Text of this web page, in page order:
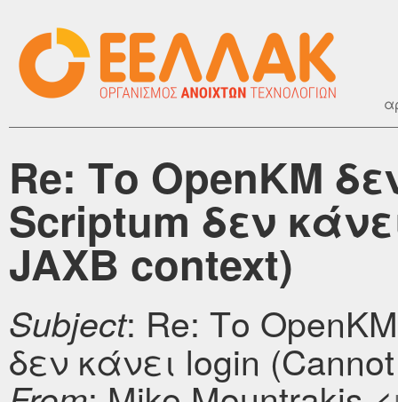
Re: Το OpenKM
Scriptum δεν
JAXB context)
Subject: Re: Το
δεν κάνει login